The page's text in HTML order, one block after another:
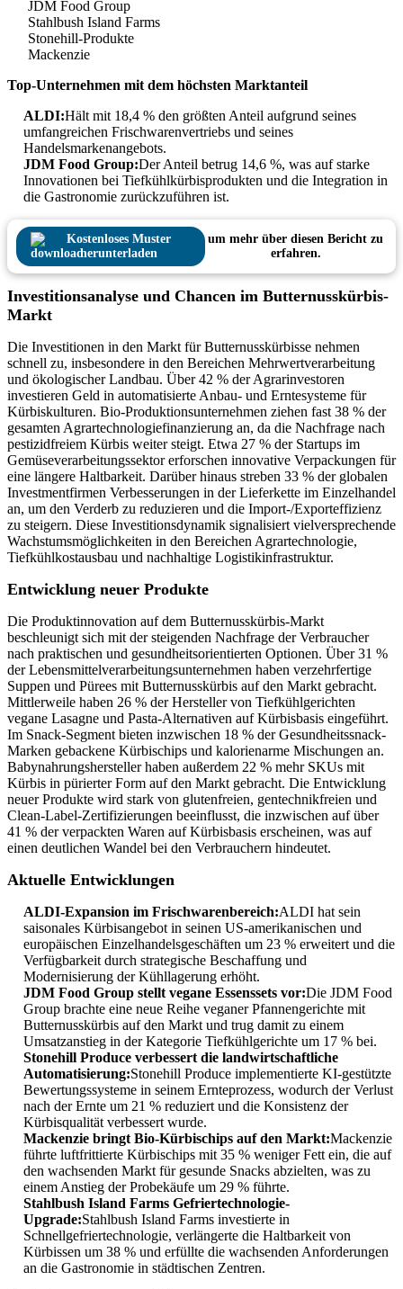
JDM Food Group
Stahlbush Island Farms
Stonehill-Produkte
Mackenzie
Top-Unternehmen mit dem höchsten Marktanteil
ALDI:Hält mit 18,4 % den größten Anteil aufgrund seines
umfangreichen Frischwarenvertriebs und seines
Handelsmarkenangebots.
JDM Food Group:Der Anteil betrug 14,6 %, was auf starke
Innovationen bei Tiefkühlkürbisprodukten und die Integration in
die Gastronomie zurückzuführen ist.
Kostenloses Muster
herunterladen
um mehr über diesen Bericht zu
erfahren.
Investitionsanalyse und Chancen im Butternusskürbis-
Markt
Die Investitionen in den Markt für Butternusskürbisse nehmen
schnell zu, insbesondere in den Bereichen Mehrwertverarbeitung
und ökologischer Landbau. Über 42 % der Agrarinvestoren
investieren Geld in automatisierte Anbau- und Erntesysteme für
Kürbiskulturen. Bio-Produktionsunternehmen ziehen fast 38 % der
gesamten Agrartechnologiefinanzierung an, da die Nachfrage nach
pestizidfreiem Kürbis weiter steigt. Etwa 27 % der Startups im
Gemüseverarbeitungssektor erforschen innovative Verpackungen für
eine längere Haltbarkeit. Darüber hinaus streben 33 % der globalen
Investmentfirmen Verbesserungen in der Lieferkette im Einzelhandel
an, um den Verderb zu reduzieren und die Import-/Exporteffizienz
zu steigern. Diese Investitionsdynamik signalisiert vielversprechende
Wachstumsmöglichkeiten in den Bereichen Agrartechnologie,
Tiefkühlkostausbau und nachhaltige Logistikinfrastruktur.
Entwicklung neuer Produkte
Die Produktinnovation auf dem Butternusskürbis-Markt
beschleunigt sich mit der steigenden Nachfrage der Verbraucher
nach praktischen und gesundheitsorientierten Optionen. Über 31 %
der Lebensmittelverarbeitungsunternehmen haben verzehrfertige
Suppen und Pürees mit Butternusskürbis auf den Markt gebracht.
Mittlerweile haben 26 % der Hersteller von Tiefkühlgerichten
vegane Lasagne und Pasta-Alternativen auf Kürbisbasis eingeführt.
Im Snack-Segment bieten inzwischen 18 % der Gesundheitssnack-
Marken gebackene Kürbischips und kalorienarme Mischungen an.
Babynahrungshersteller haben außerdem 22 % mehr SKUs mit
Kürbis in pürierter Form auf den Markt gebracht. Die Entwicklung
neuer Produkte wird stark von glutenfreien, gentechnikfreien und
Clean-Label-Zertifizierungen beeinflusst, die inzwischen auf über
41 % der verpackten Waren auf Kürbisbasis erscheinen, was auf
einen deutlichen Wandel bei den Verbrauchern hindeutet.
Aktuelle Entwicklungen
ALDI-Expansion im Frischwarenbereich:ALDI hat sein
saisonales Kürbisangebot in seinen US-amerikanischen und
europäischen Einzelhandelsgeschäften um 23 % erweitert und die
Verfügbarkeit durch strategische Beschaffung und
Modernisierung der Kühllagerung erhöht.
JDM Food Group stellt vegane Essenssets vor:Die JDM Food
Group brachte eine neue Reihe veganer Pfannengerichte mit
Butternusskürbis auf den Markt und trug damit zu einem
Umsatzanstieg in der Kategorie Tiefkühlgerichte um 17 % bei.
Stonehill Produce verbessert die landwirtschaftliche
Automatisierung:Stonehill Produce implementierte KI-gestützte
Bewertungssysteme in seinem Ernteprozess, wodurch der Verlust
nach der Ernte um 21 % reduziert und die Konsistenz der
Kürbisqualität verbessert wurde.
Mackenzie bringt Bio-Kürbischips auf den Markt:Mackenzie
führte luftfrittierte Kürbischips mit 35 % weniger Fett ein, die auf
den wachsenden Markt für gesunde Snacks abzielten, was zu
einem Anstieg der Probekäufe um 29 % führte.
Stahlbush Island Farms Gefriertechnologie-
Upgrade:Stahlbush Island Farms investierte in
Schnellgefriertechnologie, verlängerte die Haltbarkeit von
Kürbissen um 38 % und erfüllte die wachsenden Anforderungen
an die Gastronomie in städtischen Zentren.